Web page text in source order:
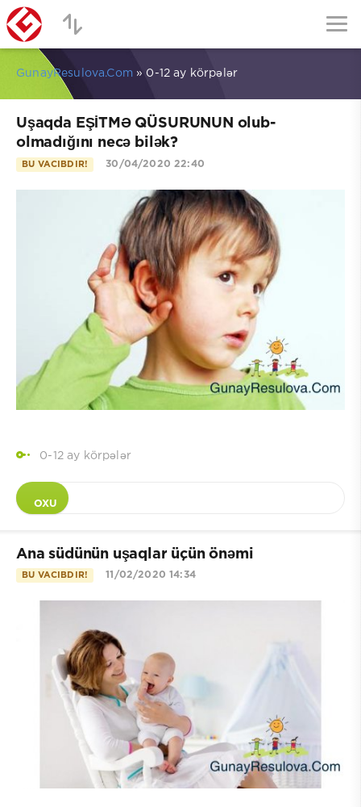
GunayResulova.Com» 0-12 ay körpələr
Uşaqda EŞİTMƏ QÜSURUNUN olub-
olmadığını necə bilək?
BU VACIBDIR! 30/04/2020 22:40
0-12 ay körpələr
OXU
Ana südünün uşaqlar üçün önəmi
BU VACIBDIR! 11/02/2020 14:34